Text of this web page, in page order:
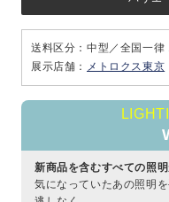
新商品を含むすべての照
気になっていたあの照明
送料区分：中型／全国一律
展示店舗： メトロクス東京